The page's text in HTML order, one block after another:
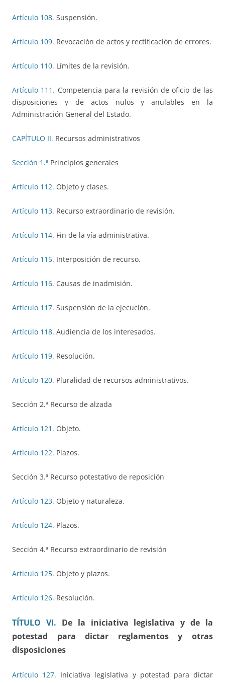
Artículo 108. Suspensión.
Artículo 109. Revocación de actos y rectificación de errores.
Artículo 110. Límites de la revisión.
Artículo 111. Competencia para la revisión de oficio de las
disposiciones y de actos nulos y anulables en la
Administración General del Estado.
CAPÍTULO II. Recursos administrativos
Sección 1.ª Principios generales
Artículo 112. Objeto y clases.
Artículo 113. Recurso extraordinario de revisión.
Artículo 114. Fin de la vía administrativa.
Artículo 115. Interposición de recurso.
Artículo 116. Causas de inadmisión.
Artículo 117. Suspensión de la ejecución.
Artículo 118. Audiencia de los interesados.
Artículo 119. Resolución.
Artículo 120. Pluralidad de recursos administrativos.
Sección 2.ª Recurso de alzada
Artículo 121. Objeto.
Artículo 122. Plazos.
Sección 3.ª Recurso potestativo de reposición
Artículo 123. Objeto y naturaleza.
Artículo 124. Plazos.
Sección 4.ª Recurso extraordinario de revisión
Artículo 125. Objeto y plazos.
Artículo 126. Resolución.
TÍTULO VI. De la iniciativa legislativa y de la
potestad para dictar reglamentos y otras
disposiciones
Artículo 127. Iniciativa legislativa y potestad para dictar